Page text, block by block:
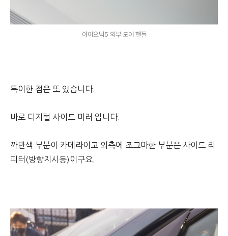
아이오닉5 외부 도어 핸들
특이한 점은 또 있습니다.
바로 디지털 사이드 미러 입니다.
까만색 부분이 카메라이고 외측에 조그마한 부분은 사이드 리
피터(방향지시등)이구요.